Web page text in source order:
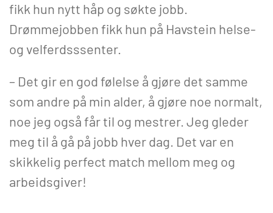
fikk hun nytt håp og søkte jobb.
Drømmejobben fikk hun på Havstein helse-
og velferdsssenter.
– Det gir en god følelse å gjøre det samme
som andre på min alder, å gjøre noe normalt,
noe jeg også får til og mestrer. Jeg gleder
meg til å gå på jobb hver dag. Det var en
skikkelig perfect match mellom meg og
arbeidsgiver!